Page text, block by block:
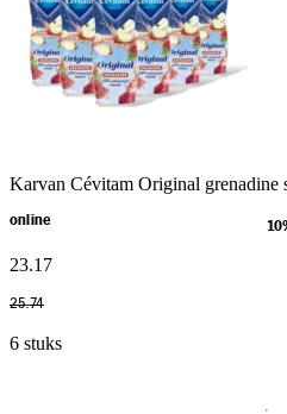
Karvan Cévitam Original grenadine
online
23.17
25.74
6 stuks